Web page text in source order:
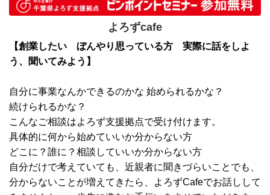
よろずcafe
【創業したい ぼんやり思っている方 実際に話をしよ
う、聞いてみよう】
自分に事業なんかできるのかな 始められるかな？
続けられるかな？
こんなご相談はよろず支援拠点で受け付けます。
具体的に何から始めていいか分からない方
どこに？誰に？相談していいか分からない方
自分だけで考えていても、近親者に聞きづらいことでも、
分からないことが増えてきたら、よろずCafeでお話しして